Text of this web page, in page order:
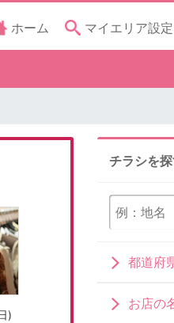
ホーム マイエリア設定
)
チラシを
都道府
お店の